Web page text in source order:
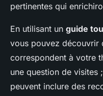
pertinentes qui
En utilisant un guide
vous pouvez découvrir
correspondent à votre
une question de visites
peuvent inclure des